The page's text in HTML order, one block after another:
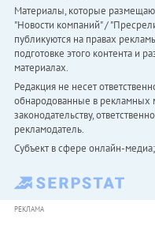
Материалы, которые
"Новости компаний" /
публикуются на правах
подготовке этого контента и
материалах.
Редакция не несет
обнародованные в рекламных
законодательству,
рекламодатель.
Субъект в сфере онлайн-
РЕКЛАМА